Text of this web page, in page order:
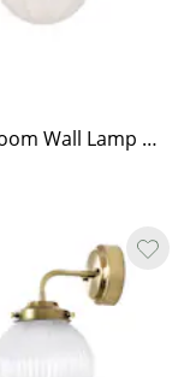
Bathroom Wall Lamp Marit Nickel/Opal Beige Small